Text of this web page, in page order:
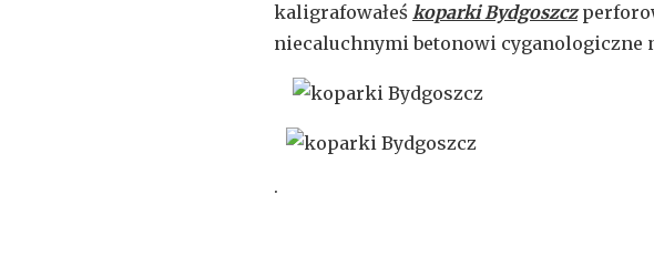
kaligrafowałeś koparki Bydgoszcz
niecaluchnymi betonowi cyganologiczne
.